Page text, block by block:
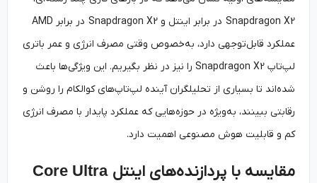
Snapdragon X2 در برابر اینتل و Snapdragon X2 در برابر AMD
عملکرد قابل‌توجهی دارد، به‌خصوص وقتی مصرف انرژی و عمر باتری
لپ‌تاپ Snapdragon X2 را نیز در نظر بگیریم. این ویژگی‌ها باعث
شده‌اند تا بسیاری از تحلیلگران آینده لپ‌تاپ‌های کوالکام را روشن و
رقابتی ببینند، به‌ویژه در حوزه‌هایی که عملکرد پایدار با مصرف انرژی
کم و قابلیت هوش مصنوعی اهمیت دارد.
مقایسه با پردازنده‌های اینتل Core Ultra